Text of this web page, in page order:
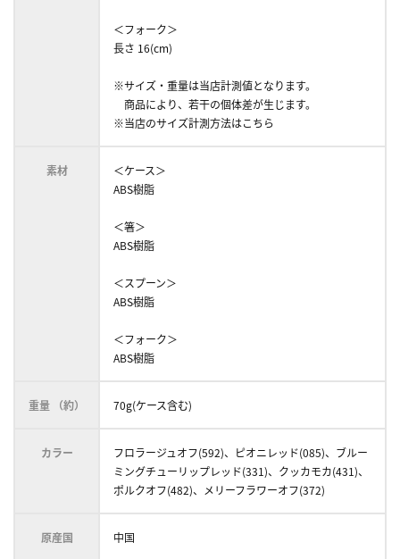
＜フォーク＞
長さ 16(cm)
※サイズ・重量は当店計測値となります。
商品により、若干の個体差が生じます。
※当店のサイズ計測方法はこちら
素材
＜ケース＞
ABS樹脂
＜箸＞
ABS樹脂
＜スプーン＞
ABS樹脂
＜フォーク＞
ABS樹脂
重量 （約） 70g(ケース含む)
カラー
フロラージュオフ(592)、ピオニレッド(085)、ブルー
ミングチューリップレッド(331)、クッカモカ(431)、
ポルクオフ(482)、メリーフラワーオフ(372)
原産国 中国